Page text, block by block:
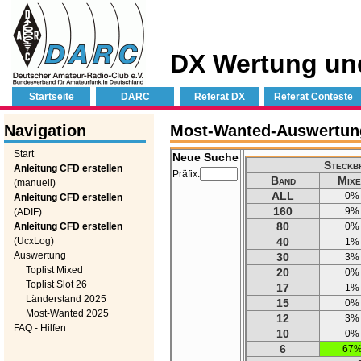
DX Wertung
Startseite DARC Referat DX Referat Conteste
Navigation
Start
Anleitung CFD erstellen
(manuell)
Anleitung CFD erstellen
(ADIF)
Anleitung CFD erstellen
(UcxLog)
Auswertung
Toplist Mixed
Toplist Slot 26
Länderstand 2025
Most-Wanted 2025
FAQ - Hilfen
Most-Wanted-
Neue Suche
Präfix:
Band
ALL
0%
160 9%
80 0%
40 1%
30 3%
20 0%
17 1%
15 0%
12 3%
10 0%
6